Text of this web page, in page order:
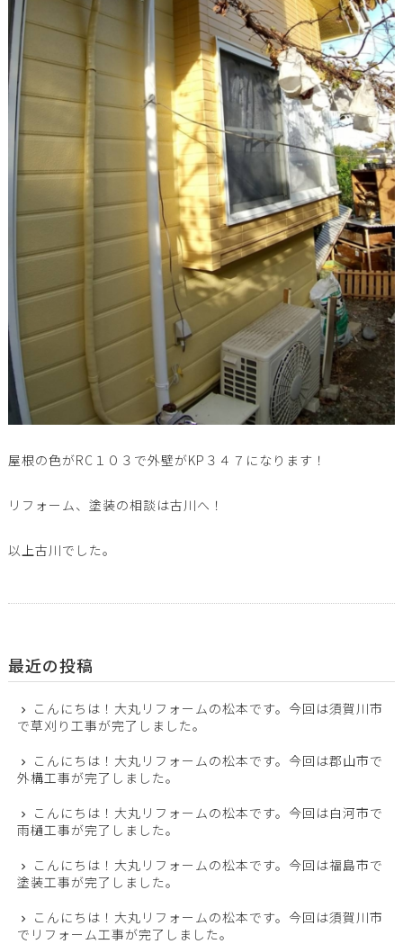
屋根の色がRC１０３で外壁がKP３４７になります！
リフォーム、塗装の相談は古川へ！
以上古川でした。
最近の投稿
こんにちは！大丸リフォームの松本です。今回は須賀川市
で草刈り工事が完了しました。
こんにちは！大丸リフォームの松本です。今回は郡山市で
外構工事が完了しました。
こんにちは！大丸リフォームの松本です。今回は白河市で
雨樋工事が完了しました。
こんにちは！大丸リフォームの松本です。今回は福島市で
塗装工事が完了しました。
こんにちは！大丸リフォームの松本です。今回は須賀川市
でリフォーム工事が完了しました。